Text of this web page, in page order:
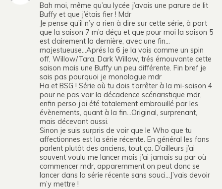
Bah moi, même qu’au lycée j’avais une parure de lit
Buffy et que j’étais fier ! Mdr
Je pense qu’il n’y a rien à dire sur cette série, à part
que la saison 7 m’a déçu et que pour moi la saison 5
est clairement la dernière, avec une fin…
majestueuse…Aprés la 6 je la vois comme un spin
off, Willow/Tara, Dark Willow, trés émouvante cette
saison mais une Buffy un peu différente. Fin bref je
sais pas pourquoi je monologue mdr
Ha et BSG ! Série où tu dois t’arrêter à la mi-saison 4
pour ne pas voir la décadence scénaristique mdr,
enfin perso j’ai été totalement embrouillé par les
évènements, quant à la fin…Original, surprenant,
mais décevant aussi.
Sinon je suis surpris de voir que le Who que tu
affectionnes est la série récente. En général les fans
parlent plutôt des anciens, tout ça. D’ailleurs j’ai
souvent voulu me lancer mais j’ai jamais su par où
commencer mdr, apparemment on peut donc se
lancer dans la série récente sans souci…J’vais devoir
m’y mettre !